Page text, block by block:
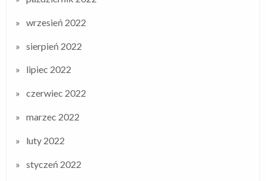
wrzesień 2022
sierpień 2022
lipiec 2022
czerwiec 2022
marzec 2022
luty 2022
styczeń 2022